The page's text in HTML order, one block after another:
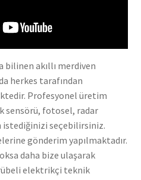
bilinen akıllı merdiven
herkes tarafından
Profesyonel üretim
sensörü, fotosel, radar
seçebilirsiniz.
gönderim yapılmaktadır.
daha bize ulaşarak
elektrikçi teknik